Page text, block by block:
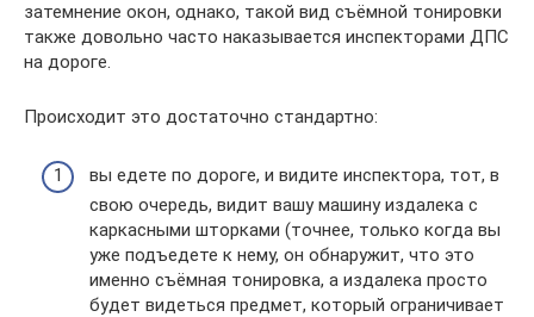
затемнение окон, однако, такой вид съёмной тонировки
также довольно часто наказывается инспекторами ДПС
на дороге.
Происходит это достаточно стандартно:
вы едете по дороге, и видите инспектора, тот, в
свою очередь, видит вашу машину издалека с
каркасными шторками (точнее, только когда вы
уже подъедете к нему, он обнаружит, что это
именно съёмная тонировка, а издалека просто
будет видеться предмет, который ограничивает